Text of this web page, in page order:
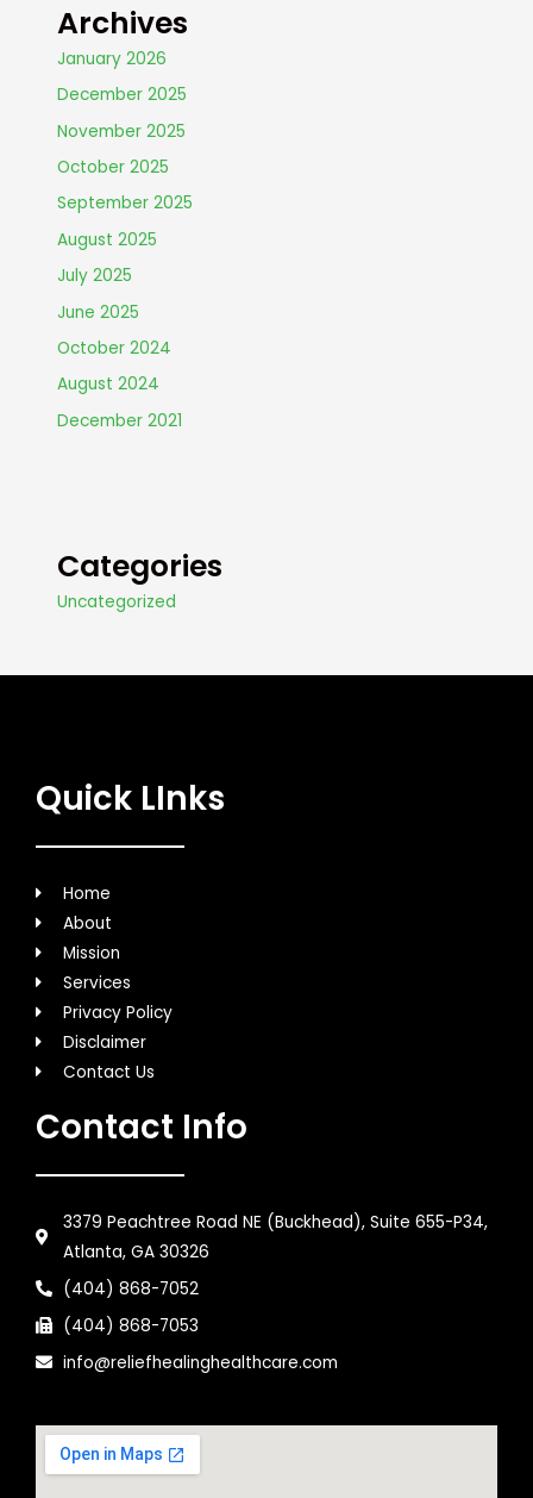
Archives
January 2026
December 2025
November 2025
October 2025
September 2025
August 2025
July 2025
June 2025
October 2024
August 2024
December 2021
Categories
Uncategorized
Quick LInks
Home
About
Mission
Services
Privacy Policy
Disclaimer
Contact Us
Contact Info
3379 Peachtree Road NE (Buckhead), Suite 655-P34,
Atlanta, GA 30326
(404) 868-7052
(404) 868-7053
info@reliefhealinghealthcare.com